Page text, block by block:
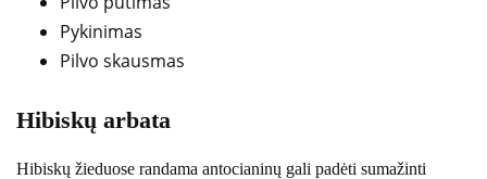
Pykinimas
Pilvo skausmas
Hibiskų arbata
Hibiskų žieduose randama antocianinų gali padėti sumažinti